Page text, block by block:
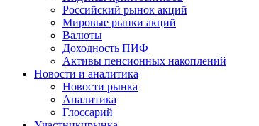
Российский рынок акций
Мировые рынки акций
Валюты
Доходность ПИФ
Активы пенсионных накоплений
Новости и аналитика
Новости рынка
Аналитика
Глоссарий